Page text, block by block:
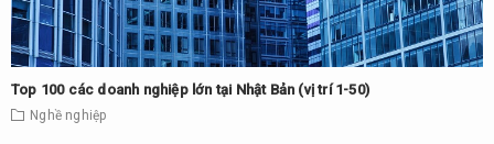
Top 100 các doanh nghiệp lớn tại Nhật Bản (vị trí 1-50)
Nghề nghiệp